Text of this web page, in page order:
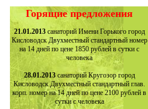
Горящие предложения
21.01.2013санаторий Имени Горького город
Кисловодск Двухместный стандартный номер
на 14 дней по цене 1850 рублей в сутки с
человека
28.01.2013санаторий Кругозор город
Кисловодск Двухместный стандартный глав.
корп. номер на 14 дней по цене 2100 рублей в
сутки с человека